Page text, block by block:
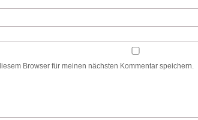
Browser für meinen nächsten Kommentar speichern.